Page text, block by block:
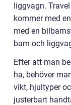
liggvagn.
kommer med
med en
barn och
Efter att man
ha, behöver
vikt, hjultyper
justerbart